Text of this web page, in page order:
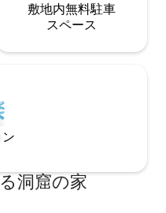
敷地内無料駐⁠車
ス⁠ペ⁠ー⁠ス
洞窟の家